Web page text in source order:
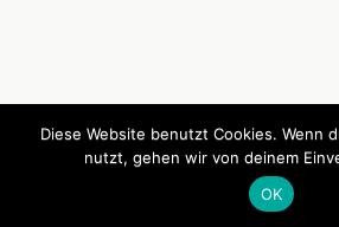
Diese Website benutzt Cookies. Wenn
nutzt, gehen wir von deinem
OK